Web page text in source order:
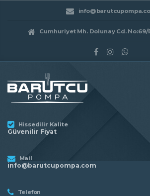
Cumhuriyet Mh. Dolunay Cd.
Hissedilir Kalite
Güvenilir Fiyat
Mail
info@barutcupompa.com
Telefon